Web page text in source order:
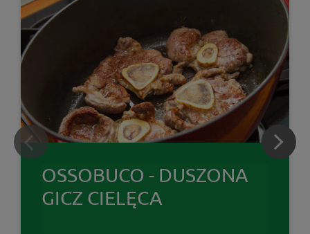
OSSOBUCO - DUSZONA
GICZ CIELĘCA